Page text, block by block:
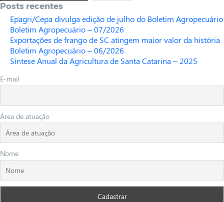
Posts recentes
Epagri/Cepa divulga edição de julho do Boletim Agropecuário
Boletim Agropecuário – 07/2026
Exportações de frango de SC atingem maior valor da história
Boletim Agropecuário – 06/2026
Síntese Anual da Agricultura de Santa Catarina – 2025
E-mail
Área de atuação
Nome